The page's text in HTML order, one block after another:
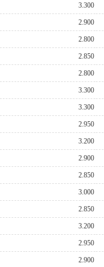
3.300
2.900
2.800
2.850
2.800
3.300
3.300
2.950
3.200
2.900
2.850
3.000
2.850
3.200
2.950
2.900